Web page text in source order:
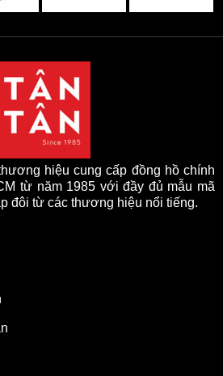
hiệu cung cấp đồng hồ chính
từ năm 1985 với đầy đủ mẫu mã
đôi từ các thương hiệu nổi tiếng.